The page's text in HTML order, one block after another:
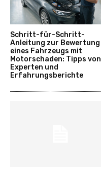
Schritt-für-Schritt-
Anleitung zur Bewertung
eines Fahrzeugs mit
Motorschaden: Tipps von
Experten und
Erfahrungsberichte